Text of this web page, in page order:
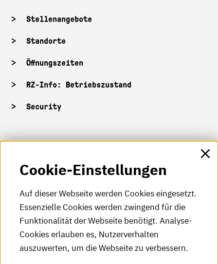
Stellenangebote
Standorte
Öffnungszeiten
RZ-Info: Betriebszustand
Security
HKA-Shop
HKA-Videos
HKA-Podcast
HKA-Publikationen
RSS-Feed
Cookie-Einstellungen
Auf dieser Webseite werden Cookies eingesetzt.
Essenzielle Cookies werden zwingend für die
Funktionalität der Webseite benötigt. Analyse-
Cookies erlauben es, Nutzerverhalten
auszuwerten, um die Webseite zu verbessern.